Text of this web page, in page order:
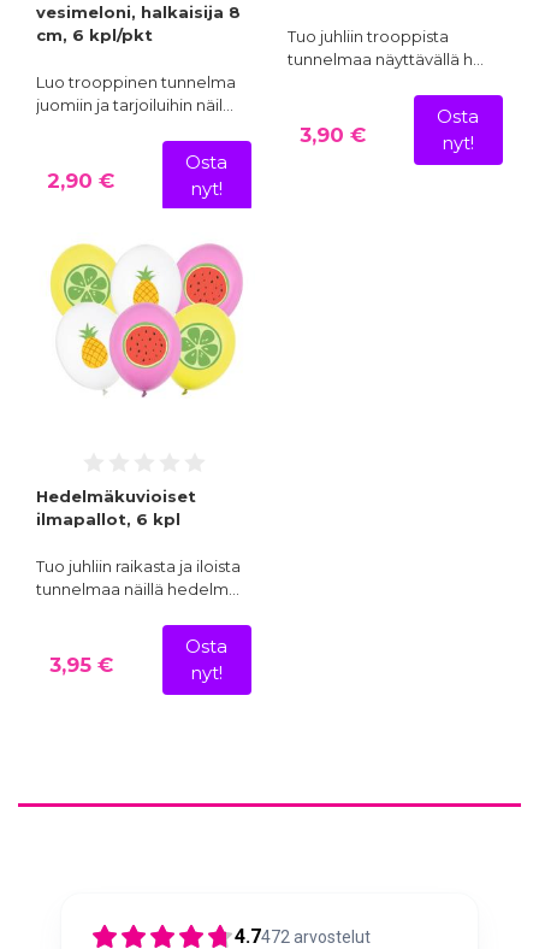
vesimeloni, halkaisija 8
cm, 6 kpl/pkt
Luo trooppinen tunnelma
juomiin ja tarjoiluihin näil…
2,90 €
Osta
nyt!
Tuo juhliin trooppista
tunnelmaa näyttävällä h…
3,90 €
Osta
nyt!
Hedelmäkuvioiset
ilmapallot, 6 kpl
Tuo juhliin raikasta ja iloista
tunnelmaa näillä hedelm…
3,95 €
Osta
nyt!
4.7472 arvostelut